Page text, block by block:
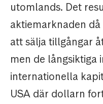
utomlands. Det
aktiemarknaden
att sälja tillgångar
men de
internationella
USA där dollarn